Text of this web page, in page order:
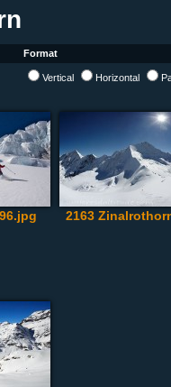
Format
Vertical Horizontal
2163